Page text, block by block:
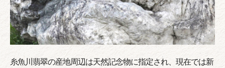
糸魚川翡翠の産地周辺は天然記念物に指定され、現在では新